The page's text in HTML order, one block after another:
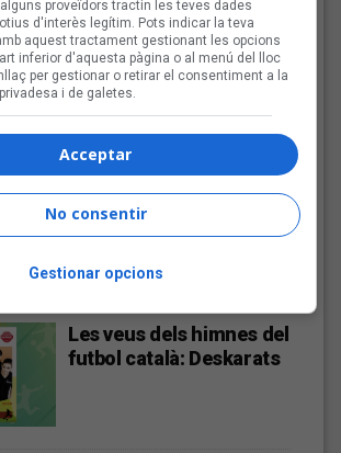
repassarem diferents himnes que els
han fet per equips de futbol d'arreu
Aitor Rodero: «No es pot
vetar el dret a la
informació i ha de venir
donat per una mirada
Les veus dels himnes del
futbol català: Deskarats
proveïdors tractin les teves dades
d'interès legítim. Pots indicar la teva
aquest tractament gestionant les opcions
inferior d'aquesta pàgina o al menú del lloc
per gestionar o retirar el consentiment a la
i de galetes.
Acceptar
No consentir
Gestionar opcions